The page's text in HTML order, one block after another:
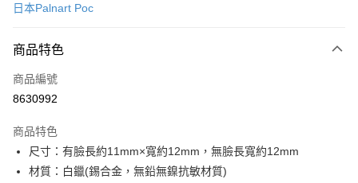
每筆NT$60
付款後萊爾富取貨
付款後7-11取貨
宅配
每筆NT$60，滿NT$1,000(含以上)免運費
日本Palnart Poc
商品特色
商品編號
8630992
商品特色
尺寸：有臉長約11mm×寬約12mm，無臉長寬約12mm
材質：白鑞(錫合金，無鉛無鎳抗敏材質)